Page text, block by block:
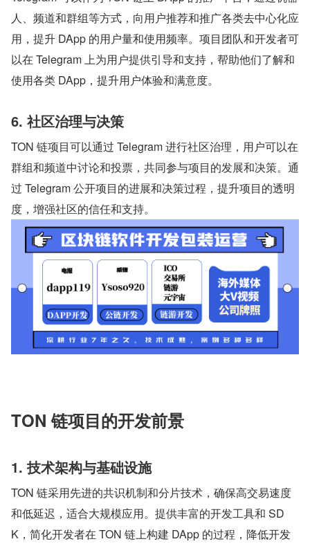
人、频道和群组等方式，向用户推荐和推广各类去中心化应
用，提升 DApp 的用户量和使用频率。项目团队和开发者可
以在 Telegram 上为用户提供引导和支持，帮助他们了解和
使用各类 DApp，提升用户体验和满意度。
6. 社区治理与决策
TON 链项目可以通过 Telegram 进行社区治理，用户可以在
群组和频道中讨论和投票，共同参与项目的发展和决策。通
过 Telegram 公开项目的进展和决策过程，提升项目的透明
度，增强社区的信任和支持。
TON 链项目的开发前景
1. 技术架构与基础设施
TON 链采用先进的共识机制和分片技术，确保高交易速度
和低延迟，适合大规模应用。提供丰富的开发工具和 SD
K，简化开发者在 TON 链上构建 DApp 的过程，降低开发